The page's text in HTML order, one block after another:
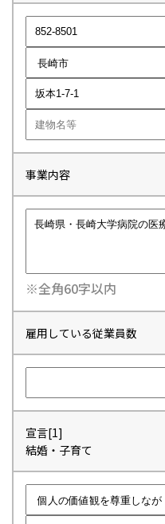
事業内容
※全角60字以内
雇用している従業員数
宣言[1]
結婚・子育て